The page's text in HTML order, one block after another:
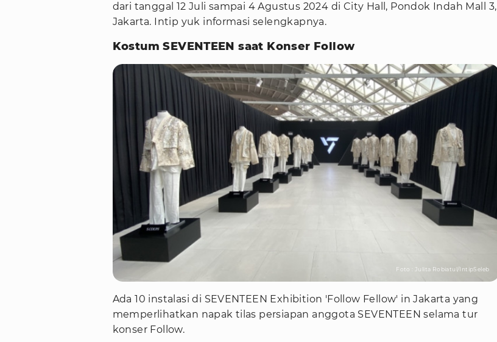
dari tanggal 12 Juli sampai 4 Agustus 2024 di City Hall, Pondok Indah Mall 3,
Jakarta. Intip yuk informasi selengkapnya.
Kostum SEVENTEEN saat Konser Follow
Foto : Julita Robiatul/IntipSeleb
Ada 10 instalasi di SEVENTEEN Exhibition 'Follow Fellow' in Jakarta yang
memperlihatkan napak tilas persiapan anggota SEVENTEEN selama tur
konser Follow.